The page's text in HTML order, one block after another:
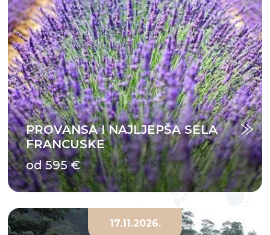
PROVANSA I NAJLJEPŠA SELA
FRANCUSKE
od 595 €
17.11.2026.